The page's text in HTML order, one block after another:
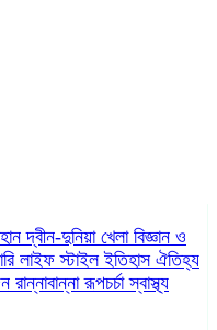
দ্বীন-দুনিয়া খেলা বিজ্ঞান ও
লাইফ স্টাইলইতিহাস ঐতিহ্য
রান্নাবান্নারূপচর্চাস্বাস্থ্য